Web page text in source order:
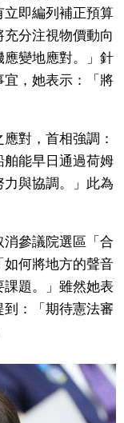
即編列補正預算
充分注視物價動向
變地應對。」針
，她表示：「將
對，首相強調：
舶能早日通過荷姆
與協調。」此為
參議院選區「合
如何將地方的聲音
題。」雖然她表
：「期待憲法審